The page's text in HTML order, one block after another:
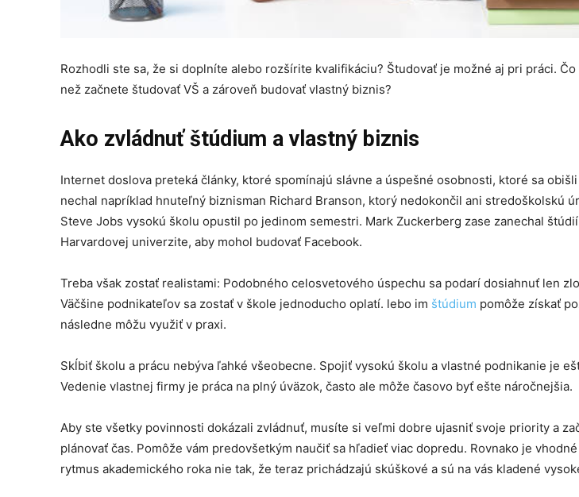
Rozhodli ste sa, že si doplníte alebo rozšírite kvalifikáciu? Študovať je možné aj pri práci.
než začnete študovať VŠ a zároveň budovať vlastný biznis?
Ako zvládnuť štúdium a vlastný biznis
Internet doslova preteká články, ktoré spomínajú slávne a úspešné osobnosti, ktoré sa
nechal napríklad hnuteľný biznisman Richard Branson, ktorý nedokončil ani stredoškolskú
Steve Jobs vysokú školu opustil po jedinom semestri. Mark Zuckerberg zase zanechal
Harvardovej univerzite, aby mohol budovať Facebook.
Treba však zostať realistami: Podobného celosvetového úspechu sa podarí dosiahnuť len
Väčšine podnikateľov sa zostať v škole jednoducho oplatí. lebo im štúdium pomôže získať
následne môžu využiť v praxi.
Skĺbiť školu a prácu nebýva ľahké všeobecne. Spojiť vysokú školu a vlastné podnikanie je
Vedenie vlastnej firmy je práca na plný úväzok, často ale môže časovo byť ešte náročnejšia.
Aby ste všetky povinnosti dokázali zvládnuť, musíte si veľmi dobre ujasniť svoje priority a
plánovať čas. Pomôže vám predovšetkým naučiť sa hľadieť viac dopredu. Rovnako je
rytmus akademického roka nie tak, že teraz prichádzajú skúškové a sú na vás kladené